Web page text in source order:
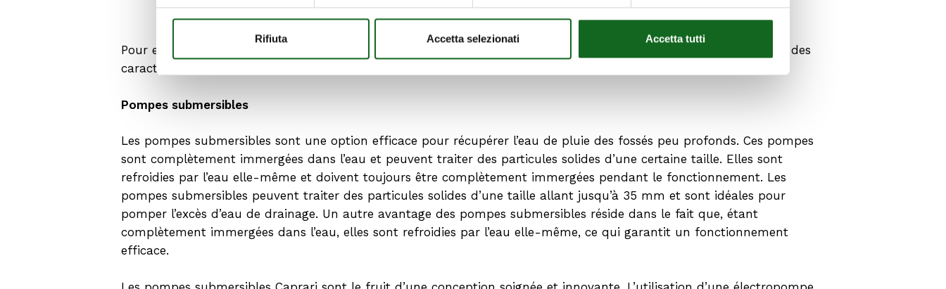
Rifiuta Accetta selezionati Accetta tutti
Pour extraire l’eau de pluie des fossés et des canaux, il existe différents types de pompes. Chaque pompe possède des
caractéristiques spécifiques qui la rendent adaptée à certains usages. Voyons-les en détail :
Pompes submersibles
Les pompes submersibles sont une option efficace pour récupérer l’eau de pluie des fossés peu profonds. Ces pompes
sont complètement immergées dans l’eau et peuvent traiter des particules solides d’une certaine taille. Elles sont
refroidies par l’eau elle-même et doivent toujours être complètement immergées pendant le fonctionnement. Les
pompes submersibles peuvent traiter des particules solides d’une taille allant jusqu’à 35 mm et sont idéales pour
pomper l’excès d’eau de drainage. Un autre avantage des pompes submersibles réside dans le fait que, étant
complètement immergées dans l’eau, elles sont refroidies par l’eau elle-même, ce qui garantit un fonctionnement
efficace.